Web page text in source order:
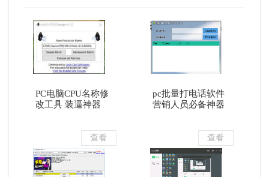
PC电脑CPU名称修
改工具 装逼神器
查看
pc批量打电话软件
营销人员必备神器
查看